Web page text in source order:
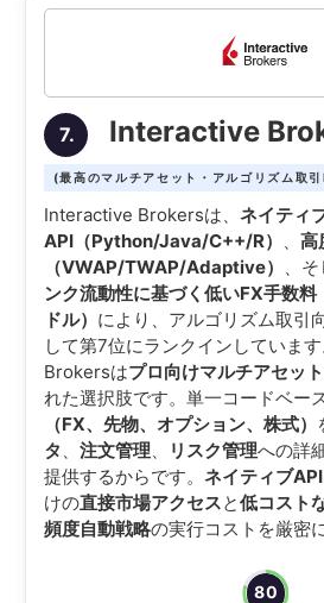
7. Interactive
(最高のマルチアセット・アルゴリズム取
Interactive Brokersは、 ネイティ
API（Python/Java/C++/R） 、 高
（VWAP/TWAP/Adaptive） 、そ
ンク流動性に基づく低いFX手数
ドル） により、アルゴリズム取引
して第7位にランクインしていま
Brokersはプロ向けマルチアセッ
れた選択肢です。単一コードベー
（FX、先物、オプション、株式）
タ 、 注文管理、 リスク管理への詳
提供するからです。 ネイティブAPI
けの直接市場アクセスと低コスト
頻度自動戦略の実行コストを厳密
80